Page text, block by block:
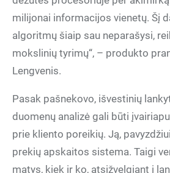
milijonai informacijos vienetų. Šį
algoritmų šiaip sau neparašysi,
mokslinių tyrimų“, – produkto
Lengvenis.
Pasak pašnekovo, išvestinių
duomenų analizė gali būti
prie kliento poreikių. Ją,
prekių apskaitos sistema. Taigi
matys, kiek ir ko, atsižvelgiant į